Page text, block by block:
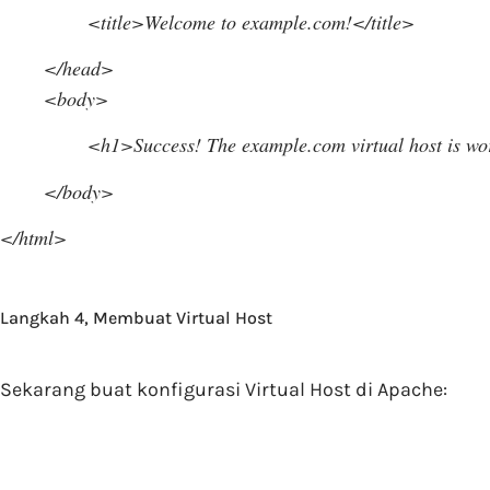
<title>Welcome to example.com!</title>
</head>
<body>
<h1>Success! The example.com virtual host is
</body>
</html>
Langkah 4, Membuat Virtual Host
Sekarang buat konfigurasi Virtual Host di Apache: